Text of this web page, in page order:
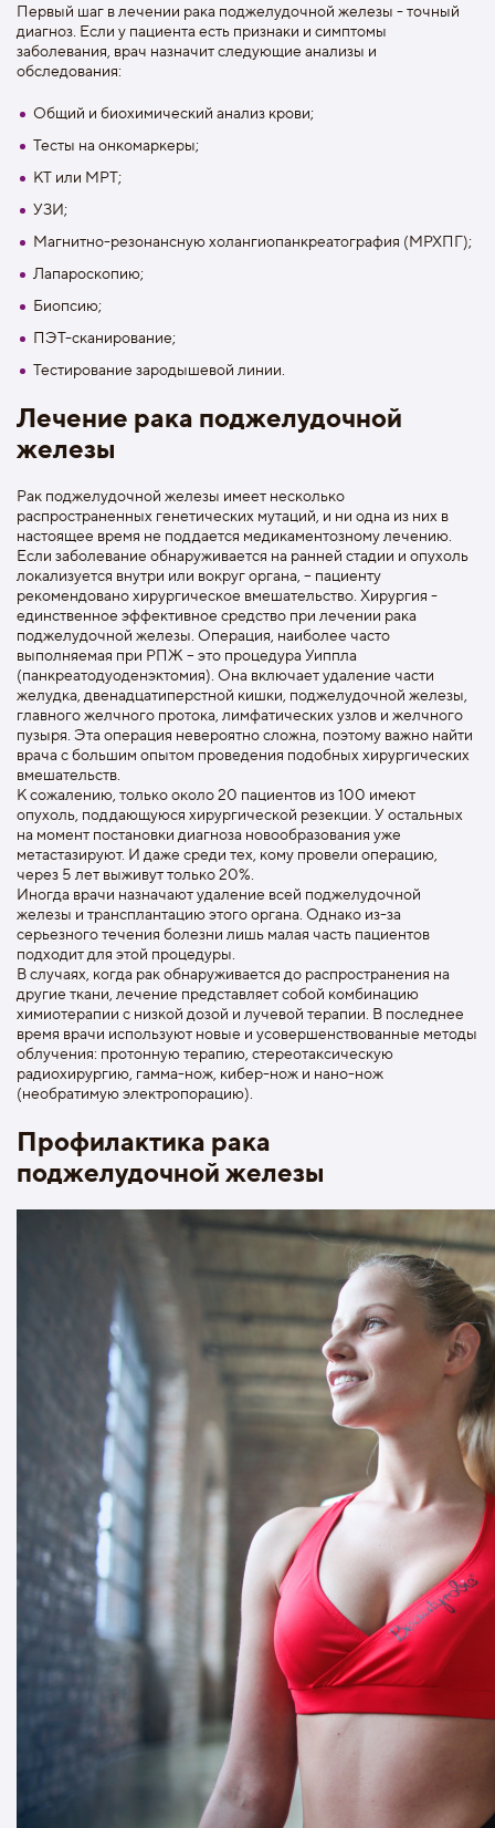
Первый шаг в лечении рака поджелудочной железы - точный
диагноз. Если у пациента есть признаки и симптомы
заболевания, врач назначит следующие анализы и
обследования:
Общий и биохимический анализ крови;
Тесты на онкомаркеры;
КТ или МРТ;
УЗИ;
Магнитно-резонансную холангиопанкреатография (MРХПГ);
Лапароскопию;
Биопсию;
ПЭТ-сканирование;
Тестирование зародышевой линии.
Лечение рака поджелудочной
железы
Рак поджелудочной железы имеет несколько
распространенных генетических мутаций, и ни одна из них в
настоящее время не поддается медикаментозному лечению.
Если заболевание обнаруживается на ранней стадии и опухоль
локализуется внутри или вокруг органа, – пациенту
рекомендовано хирургическое вмешательство. Хирургия -
единственное эффективное средство при лечении рака
поджелудочной железы. Операция, наиболее часто
выполняемая при РПЖ – это процедура Уиппла
(панкреатодуоденэктомия). Она включает удаление части
желудка, двенадцатиперстной кишки, поджелудочной железы,
главного желчного протока, лимфатических узлов и желчного
пузыря. Эта операция невероятно сложна, поэтому важно найти
врача с большим опытом проведения подобных хирургических
вмешательств.
К сожалению, только около 20 пациентов из 100 имеют
опухоль, поддающуюся хирургической резекции. У остальных
на момент постановки диагноза новообразования уже
метастазируют. И даже среди тех, кому провели операцию,
через 5 лет выживут только 20%.
Иногда врачи назначают удаление всей поджелудочной
железы и трансплантацию этого органа. Однако из-за
серьезного течения болезни лишь малая часть пациентов
подходит для этой процедуры.
В случаях, когда рак обнаруживается до распространения на
другие ткани, лечение представляет собой комбинацию
химиотерапии с низкой дозой и лучевой терапии. В последнее
время врачи используют новые и усовершенствованные методы
облучения: протонную терапию, стереотаксическую
радиохирургию, гамма-нож, кибер-нож и нано-нож
(необратимую электропорацию).
Профилактика рака
поджелудочной железы